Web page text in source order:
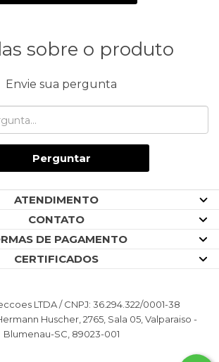
sobre o produto
Envie sua pergunta
Perguntar
ATENDIMENTO
CONTATO
DE PAGAMENTO
CERTIFICADOS
LTDA / CNPJ: 36.294.322/0001-38
Huscher, 2765, Sala 05, Valparaiso -
Blumenau-SC, 89023-001